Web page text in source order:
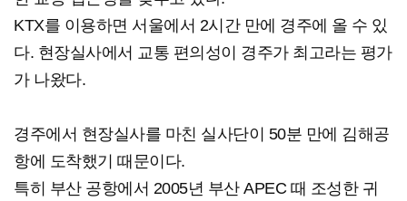
KTX를 이용하면 서울에서 2시간 만에 경주에 올 수 있
다. 현장실사에서 교통 편의성이 경주가 최고라는 평가
가 나왔다.
경주에서 현장실사를 마친 실사단이 50분 만에 김해공
항에 도착했기 때문이다.
특히 부산 공항에서 2005년 부산 APEC 때 조성한 귀